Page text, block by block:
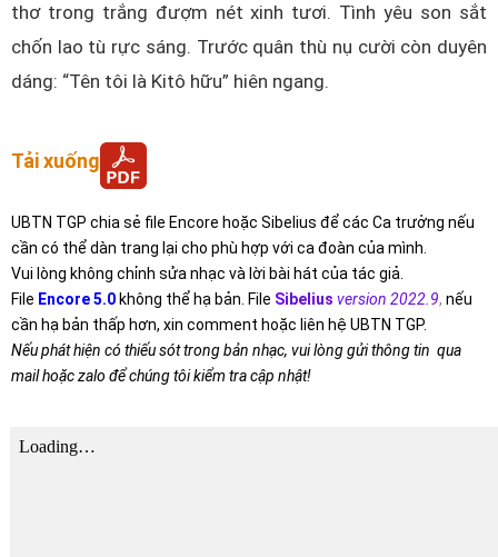
thơ trong trắng đượm nét xinh tươi. Tình yêu son sắt
chốn lao tù rực sáng. Trước quân thù nụ cười còn duyên
dáng: “Tên tôi là Kitô hữu” hiên ngang.
Tải xuống
UBTN TGP chia sẻ file Encore hoặc Sibelius để các Ca trưởng nếu
cần có thể dàn trang lại cho phù hợp với ca đoàn của mình.
Vui lòng không chỉnh sửa nhạc và lời bài hát của tác giả.
File Encore 5.0 không thể hạ bản. File Sibelius version 2022.9, nếu
cần hạ bản thấp hơn, xin comment hoặc liên hệ UBTN TGP.
Nếu phát hiện có thiếu sót trong bản nhạc, vui lòng gửi thông tin qua
mail hoặc zalo để chúng tôi kiểm tra cập nhật!